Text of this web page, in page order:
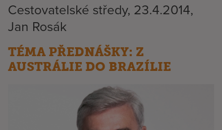
Cestovatelské středy, 23.4.2014,
Jan Rosák
TÉMA PŘEDNÁŠKY: Z
AUSTRÁLIE DO BRAZÍLIE